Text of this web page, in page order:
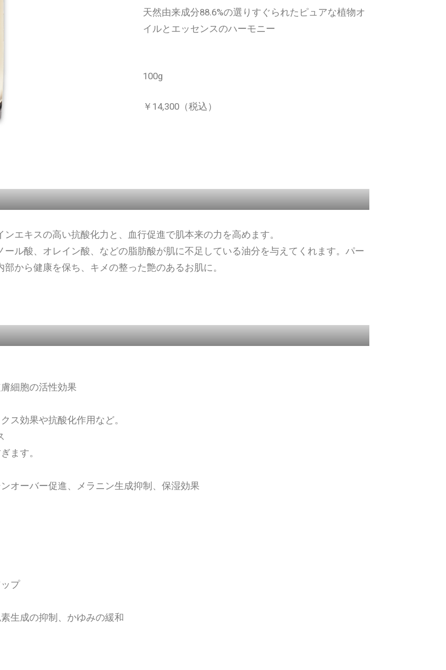
天然由来成分88.6%の選りすぐられたピュアな植物オ
イルとエッセンスのハーモニー
100g
￥14,300（税込）
エキスの高い抗酸化力と、血行促進で肌本来の力を高めます。
ル酸、オレイン酸、などの脂肪酸が肌に不足している油分を与えてくれます。パー
から健康を保ち、キメの整った艶のあるお肌に。
細胞の活性効果
ス効果や抗酸化作用など。
ます。
オーバー促進、メラニン生成抑制、保湿効果
プ
生成の抑制、かゆみの緩和